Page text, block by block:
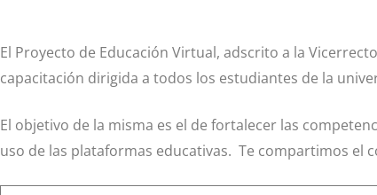
El Proyecto de Educación Virtual, adscrito a la
capacitación dirigida a todos los estudiantes de la
El objetivo de la misma es el de fortalecer las
uso de las plataformas educativas. Te compartimos el